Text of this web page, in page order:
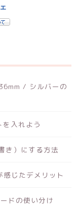
/ シルバーの
入れよう
き）にする方法
じたデメリット
ドの使い分け